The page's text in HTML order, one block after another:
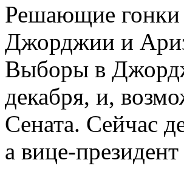
Решающие гонки
Джорджии и
Выборы в
декабря, и,
Сената. Сейчас
а вице-